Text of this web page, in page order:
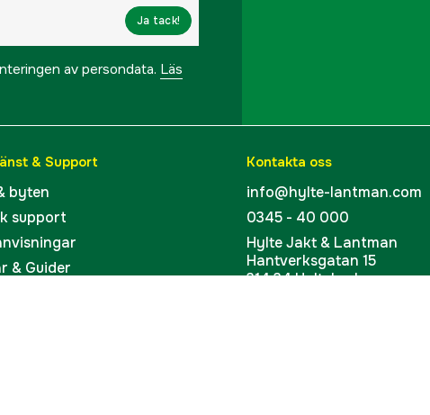
Ja tack!
av persondata. Läs
& Support
byten
support
& Guider
Kontakta oss
info@hylte-lantman.com
0345 - 40 000
Hylte Jakt & Lantman
Hantverksgatan 15
314 34 Hyltebruk